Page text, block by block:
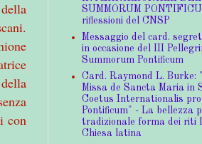
con
SUMMORUM
riflessioni del CNSP
Messaggio del card.
in occasione del III
Summorum Pontificum
Card. Raymond L. Burke:
Missa de Sancta Maria in
Coetus Internationalis
Pontificum" - La bellezza
tradizionale forma dei riti
Chiesa latina